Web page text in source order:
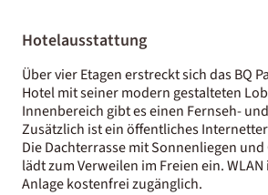
Hotelausstattung
Über vier Etagen erstreckt sich das BQ
Hotel mit seiner modern gestalteten
Innenbereich gibt es einen Fernseh-
Zusätzlich ist ein öffentliches
Die Dachterrasse mit Sonnenliegen
lädt zum Verweilen im Freien ein.
Anlage kostenfrei zugänglich.